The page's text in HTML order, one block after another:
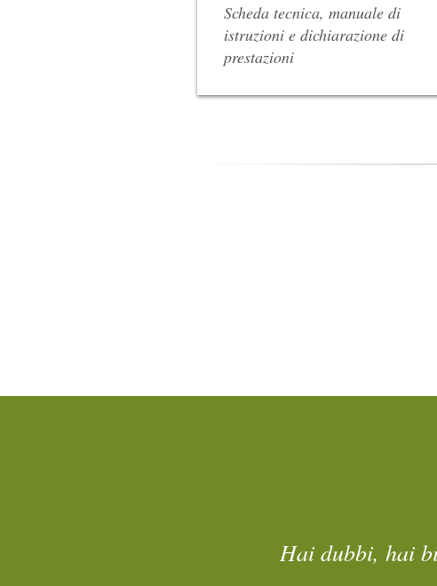
Scheda tecnica, manuale di
istruzioni e dichiarazione di
prestazioni
Hai dubbi, hai